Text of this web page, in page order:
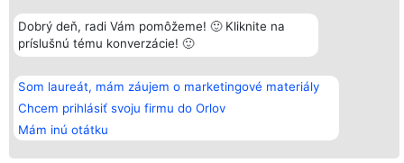
Dobrý deň, radi Vám pomôžeme! 🙂 Kliknite na
príslušnú tému konverzácie! 🙂
Som laureát, mám záujem o marketingové materiály
Chcem prihlásiť svoju firmu do Orlov
Mám inú otátku
Wrocław 50-079
KRS 0000749100 | Regon
381313360 | NIP 8943132676
Laureatów
Podmienky
Obchodné
Zásady
ochrany
osobných
údajov